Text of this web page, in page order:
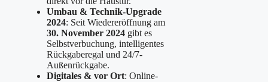
Umbau & Technik-Upgrade
2024: Seit Wiedereröffnung am
30. November 2024 gibt es
Selbstverbuchung, intelligentes
Rückgaberegal und 24/7-
Außenrückgabe.
Digitales & vor Ort: Online-